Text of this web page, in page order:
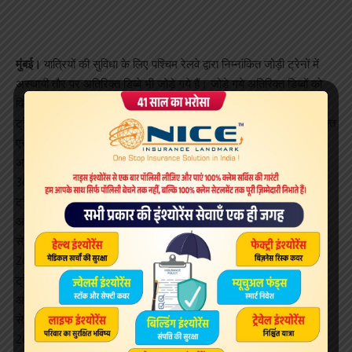
मुंबई। यात्रियों की सुविधा के लिए पश्चिम रेलवे द्वारा निम्नांकित जोड़ी ट्रेनों में
अस्थायी तौर पर अतिरिक्त डिब्बे भी जोड़े गये हैं। जोड़े गये अतिरिक्त डिब्बों को
ट्रेन सं. 22915/22916 बांद्रा टर्मिनस-हिसार एक्सप्रेस ट्रेन में एक अतिरिक्त
एसी 3 टियर डिब्बा जोड़ा जायेगा। यह अतिरिक्त डिब्बा बांद्रा टर्मिनस से 8
अक्टूबर, 2018 से 29 अक्टूबर, 2018 तक एवं हिसार से 9 अक्टूबर, 2018 से
30 अक्टूबर, 2018 तक तक जोड़ा जायेगा।
ट्रेन सं. 19061/19062 बांद्रा टर्मिनस-रामनगर एक्सप्रेस ट्रेन में एक
अतिरिक्त एसी 3 टियर डिब्बा जोड़ा जायेगा। यह अतिरिक्त डिब्बा बांद्रा टर्मिनस
से 4 अक्टूबर, 2018 से 25 अक्टूबर, 2018 तक एवं रामनगर से 5 अक्टूबर,
2018 से 26 अक्टूबर, 2018 तक जोड़ा जायेगा।
ट्रेन सं. 22931/22932 बांद्रा टर्मिनस-जैसलमेर एक्सप्रेस ट्रेन में एक
अतिरिक्त एसी 3 टियर डिब्बा जोड़ा जायेगा। यह अतिरिक्त डिब्बा बांद्रा टर्मिनस
से 5 अक्टूबर, 2018 से 26 अक्टूबर, 2018 तक एवं जैसलमेर से 6 अक्टूबर,
2018 से 27 अक्टूबर, 2018 तक जोड़ा जायेगा।